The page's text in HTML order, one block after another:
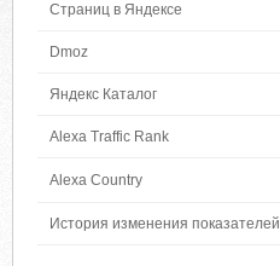
Страниц в Яндексе
Dmoz
Яндекс Каталог
Alexa Traffic Rank
Alexa Country
История изменения показателей